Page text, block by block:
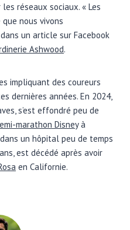
réseaux sociaux. « Les
nous vivons
un article sur Facebook
Ashwood.
impliquant des coureurs
dernières années. En 2024,
s’est effondré peu de
marathon Disneyà
un hôpital peu de temps
est décédé après avoir
en Californie.